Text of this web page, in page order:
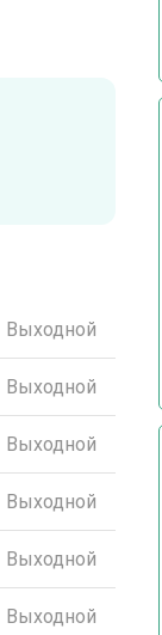
Выходной
Выходной
Выходной
Выходной
Выходной
Выходной